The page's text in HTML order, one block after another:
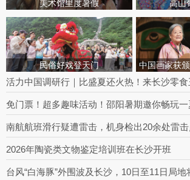
美术馆里度暑假 高山
民俗好戏登天门
免门票！超多趣味活动！邵阳暑期邀你畅玩一
2026年陶瓷类文物鉴定培训班在长沙开班